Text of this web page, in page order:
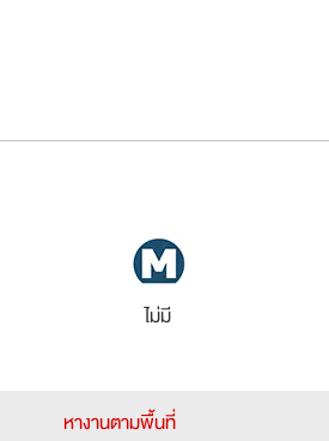
ไม่มี
หางานตามพื้นที่